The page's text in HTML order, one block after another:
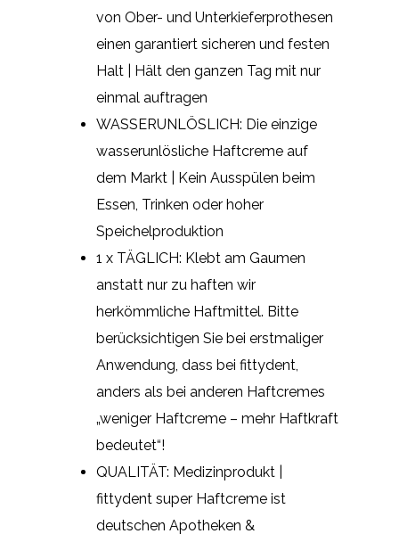
von Ober- und Unterkieferprothesen
einen garantiert sicheren und festen
Halt | Hält den ganzen Tag mit nur
einmal auftragen
WASSERUNLÖSLICH: Die einzige
wasserunlösliche Haftcreme auf
dem Markt | Kein Ausspülen beim
Essen, Trinken oder hoher
Speichelproduktion
1 x TÄGLICH: Klebt am Gaumen
anstatt nur zu haften wir
herkömmliche Haftmittel. Bitte
berücksichtigen Sie bei erstmaliger
Anwendung, dass bei fittydent,
anders als bei anderen Haftcremes
„weniger Haftcreme – mehr Haftkraft
bedeutet“!
QUALITÄT: Medizinprodukt |
fittydent super Haftcreme ist
deutschen Apotheken &